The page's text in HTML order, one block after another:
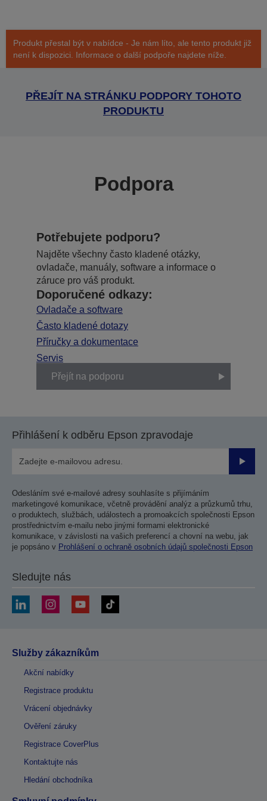
Produkt přestal být v nabídce - Je nám líto, ale tento produkt již
není k dispozici. Informace o další podpoře najdete níže.
PŘEJÍT NA STRÁNKU PODPORY TOHOTO
PRODUKTU
Podpora
Potřebujete podporu?
Najděte všechny často kladené otázky,
ovladače, manuály, software a informace o
záruce pro váš produkt.
Doporučené odkazy:
Ovladače a software
Často kladené dotazy
Příručky a dokumentace
Servis
Přejít na podporu
Přihlášení k odběru Epson zpravodaje
Odesláním své e-mailové adresy souhlasíte s přijímáním
marketingové komunikace, včetně provádění analýz a průzkumů trhu,
o produktech, službách, událostech a promoakcích společnosti Epson
prostřednictvím e-mailu nebo jinými formami elektronické
komunikace, v závislosti na vašich preferencí a chovní na webu, jak
je popsáno v Prohlášení o ochraně osobních údajů společnosti Epson
Sledujte nás
Služby zákazníkům
Akční nabídky
Registrace produktu
Vrácení objednávky
Ověření záruky
Registrace CoverPlus
Kontaktujte nás
Hledání obchodníka